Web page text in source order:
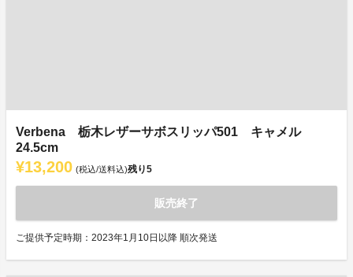
Verbena 栃木レザーサボスリッパ501 キャメル
24.5cm
¥13,200 (税込/送料込)残り5
販売終了
ご提供予定時期：2023年1月10日以降 順次発送